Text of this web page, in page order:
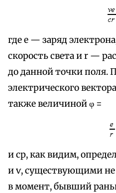
где е — заряд
скорость света и r —
до данной точки поля.
электрического
также величиной φ =
и ср, как видим,
и ѵ, существующими
в момент, бывший